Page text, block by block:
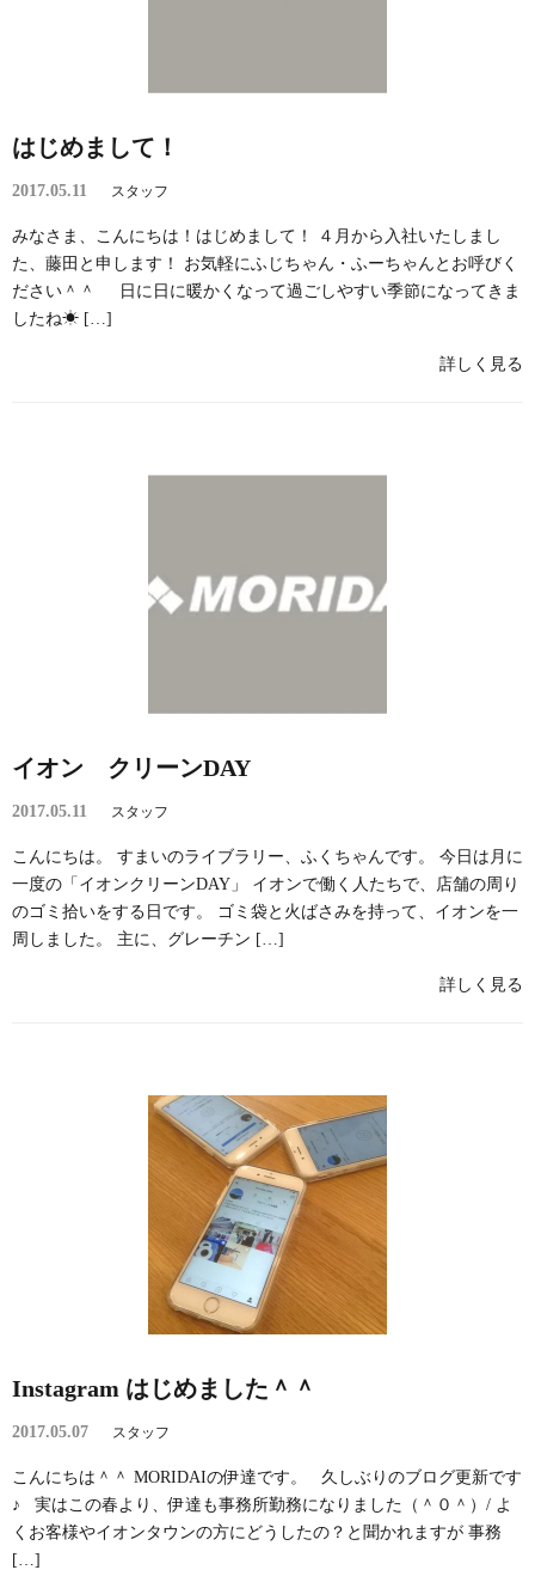
はじめまして！
2017.05.11 スタッフ
みなさま、こんにちは！はじめまして！ ４月から入社いたしまし
た、藤田と申します！ お気軽にふじちゃん・ふーちゃんとお呼びく
ださい＾＾ 日に日に暖かくなって過ごしやすい季節になってきま
したね☀ […]
詳しく見る
イオン クリーンDAY
2017.05.11 スタッフ
こんにちは。 すまいのライブラリー、ふくちゃんです。 今日は月に
一度の「イオンクリーンDAY」 イオンで働く人たちで、店舗の周り
のゴミ拾いをする日です。 ゴミ袋と火ばさみを持って、イオンを一
周しました。 主に、グレーチン […]
詳しく見る
Instagram はじめました＾＾
2017.05.07 スタッフ
こんにちは＾＾ MORIDAIの伊達です。 久しぶりのブログ更新です
♪ 実はこの春より、伊達も事務所勤務になりました（＾０＾）/ よ
くお客様やイオンタウンの方にどうしたの？と聞かれますが 事務
[…]